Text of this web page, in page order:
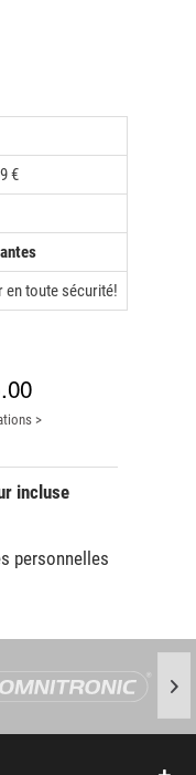
€
en toute sécurité!
>
incluse
personnelles